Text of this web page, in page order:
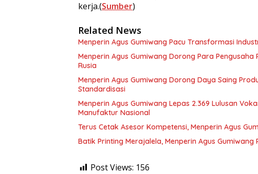
kerja.(Sumber)
Related News
Menperin Agus Gumiwang Pacu Transformasi
Menperin Agus Gumiwang Dorong Para
Rusia
Menperin Agus Gumiwang Dorong Daya Saing
Standardisasi
Menperin Agus Gumiwang Lepas 2.369 Lulusan
Manufaktur Nasional
Terus Cetak Asesor Kompetensi, Menperin Agus
Batik Printing Merajalela, Menperin Agus
Post Views: 156